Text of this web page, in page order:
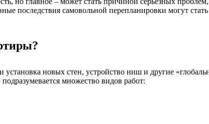
последствия самовольной перепланировки могут
новых стен, устройство ниш и другие
множество видов работ: